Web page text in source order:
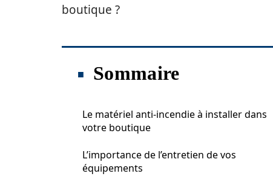
boutique ?
Sommaire
Le matériel anti-incendie à installer dans
votre boutique
L’importance de l’entretien de vos
équipements